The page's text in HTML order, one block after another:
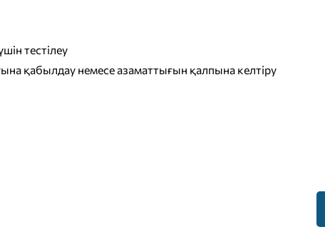
тестілеу
қабылдау немесе азаматтығын қалпына келтіру